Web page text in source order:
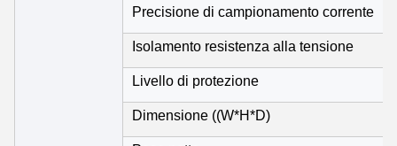
Precisione di campionamento corrente
Isolamento resistenza alla tensione
Livello di protezione
Dimensione ((W*H*D)